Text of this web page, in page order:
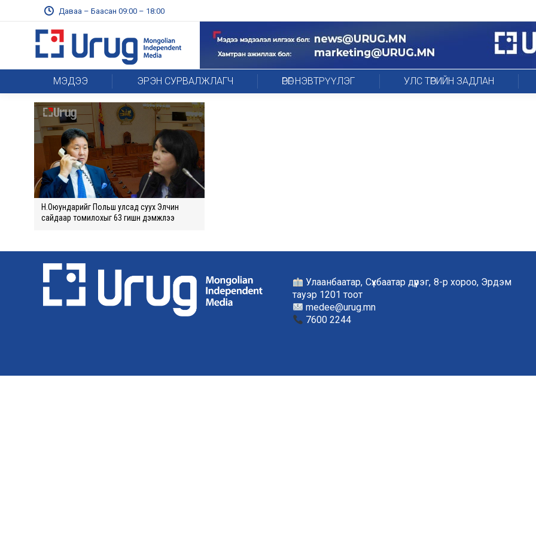
Даваа – Баасан 09:00 – 18:00
МЭДЭЭ ЭРЭН СУРВАЛЖЛАГЧ ӨРӨГ НЭВТРҮҮЛЭГ УЛС ТӨРИЙН ЗАДЛАН
Н.Оюундарийг Польш улсад суух Элчин
сайдаар томилохыг 63 гишүүн дэмжлээ
Улаанбаатар, Сүхбаатар дүүрэг, 8-р хороо, Эрдэм
тауэр 1201 тоот
medee@urug.mn
7600 2244